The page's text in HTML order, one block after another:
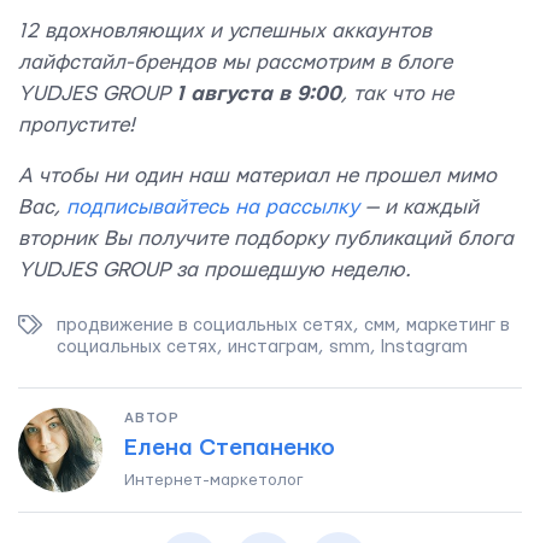
12 вдохновляющих и успешных аккаунтов
лайфстайл-брендов мы рассмотрим в блоге
YUDJES GROUP 1 августа в 9:00, так что не
пропустите!
А чтобы ни один наш материал не прошел мимо
Вас, подписывайтесь на рассылку— и каждый
вторник Вы получите подборку публикаций блога
YUDJES GROUP за прошедшую неделю.
продвижение в социальных сетях , смм , маркетинг в
социальных сетях , инстаграм , smm , Instagram
АВТОР
Елена Степаненко
Интернет-маркетолог